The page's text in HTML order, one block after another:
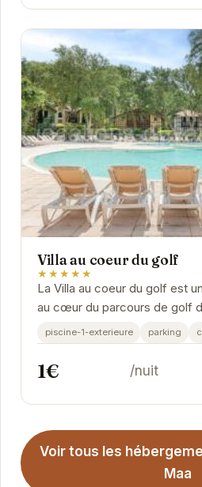
Villa au coeur du golf
★★★★★
La Villa au coeur du golf est
au cœur du parcours de golf
Avec son emplacement
piscine-1-exterieure parking
1€ /nuit
Voir tous les
Maa